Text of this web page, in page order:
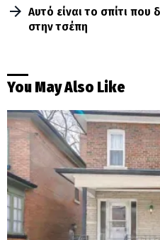
Αυτό είναι το σπίτι που
στην τσέπη
You May Also Like